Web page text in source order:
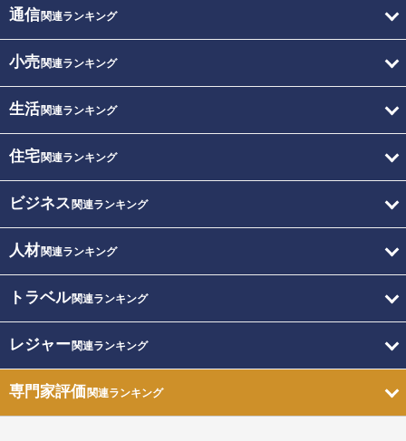
通信関連ランキング
小売関連ランキング
生活関連ランキング
住宅関連ランキング
ビジネス 関連ランキング
人材関連ランキング
トラベル関連ランキング
レジャー関連ランキング
専門家評価関連ランキング